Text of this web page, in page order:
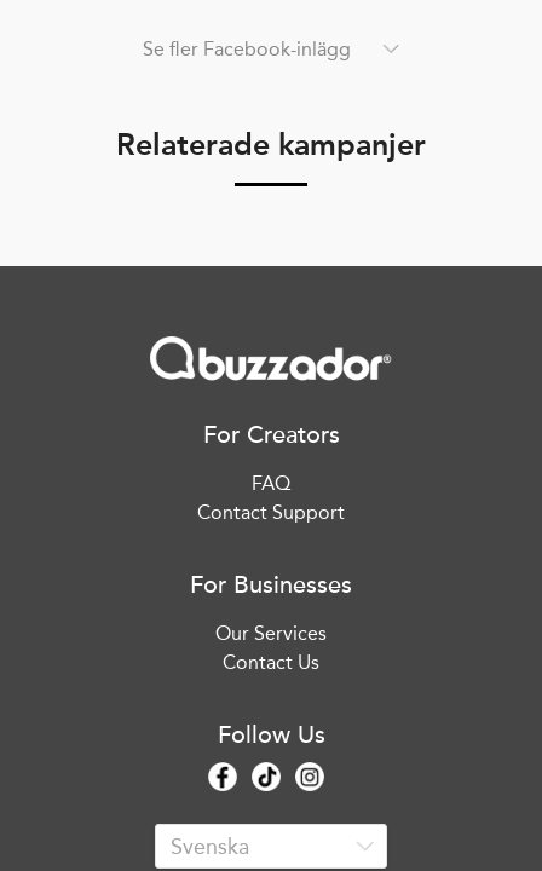
Se fler Facebook-inlägg
Relaterade kampanjer
For Creators
FAQ
Contact Support
For Businesses
Our Services
Contact Us
Follow Us